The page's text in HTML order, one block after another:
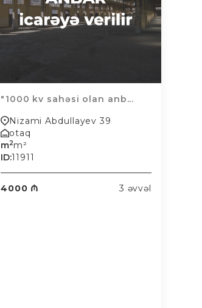
"1000 kv sahəsi olan anb...
Nizami Abdullayev 39
otaq
m2m²
ID:11911
4000 ₼ 3 əvvəl